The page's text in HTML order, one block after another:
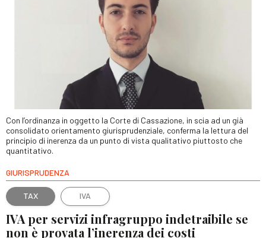
Con l’ordinanza in oggetto la Corte di Cassazione, in scia ad un già
consolidato orientamento giurisprudenziale, conferma la lettura del
principio di inerenza da un punto di vista qualitativo piuttosto che
quantitativo.
GIURISPRUDENZA
TAX IVA
IVA per servizi infragruppo indetraibile se
non è provata l’inerenza dei costi